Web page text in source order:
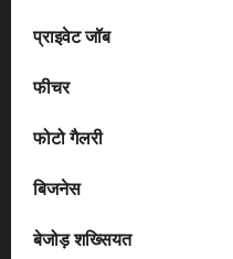
प्राइवेट जॉब
फीचर
फोटो गैलरी
बिजनेस
बेजोड़ शख्सियत